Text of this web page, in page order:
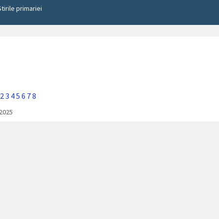
primariei
2 3 45 6 78